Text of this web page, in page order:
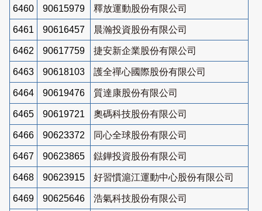
6460 90615979 釋放運動股份有限公司
6461 90616457 晨瀚投資股份有限公司
6462 90617759 捷安新企業股份有限公司
6463 90618103 護全禪心國際股份有限公司
6464 90619476 質達康股份有限公司
6465 90619721 奧碼科技股份有限公司
6466 90623372 同心全球股份有限公司
6467 90623865 鍅鏵投資股份有限公司
6468 90623915 好習慣滬江運動中心股份有限公司
6469 90625646 浩氣科技股份有限公司